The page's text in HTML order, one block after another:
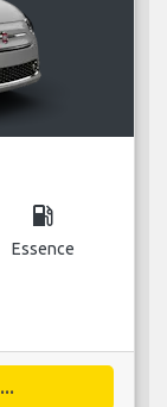
local_gas_station
Essence